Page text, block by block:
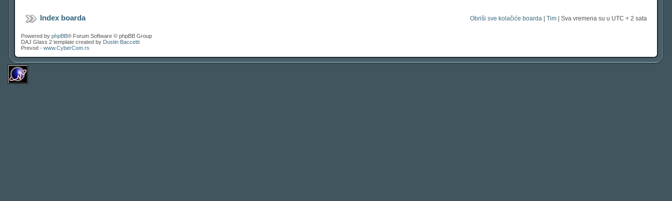
Index boarda Obriši sve kolačiće boarda Tim | Sva vremena su u UTC + 2 sata
Powered by phpBB® Forum Software © phpBB Group
DAJ Glass 2 template created by Dustin Baccetti
Prevod - www.CyberCom.rs